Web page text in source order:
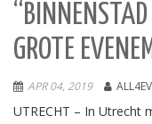
GROTE
APR 04, 2019
UTRECHT – In Utrecht